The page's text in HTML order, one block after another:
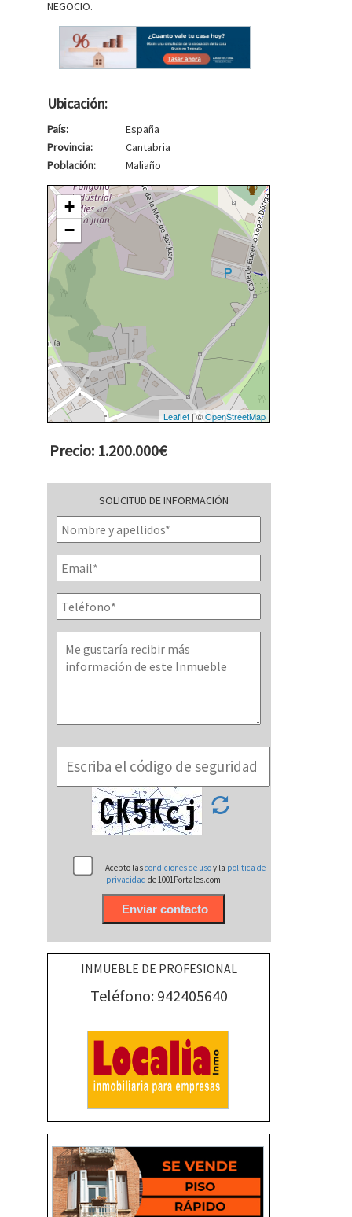
NEGOCIO.
Ubicación:
País:
España
Provincia:
Cantabria
Población:
Maliaño
+
−
Leaflet | ©OpenStreetMap
Precio: 1.200.000€
SOLICITUD DE INFORMACIÓN
Acepto lascondiciones de usoy la politica de
privacidadde 1001Portales.com
INMUEBLE DE PROFESIONAL
Teléfono: 942405640